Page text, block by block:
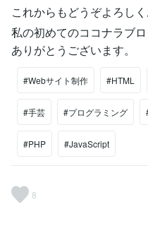
これからもどうぞよろしく
私の初めてのココナラブ
ありがとうございます。
#Webサイト制作 #HTML
#手芸 #プログラミング
#PHP #JavaScript
8